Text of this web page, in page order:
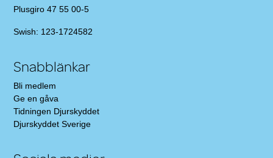
Plusgiro 47 55 00-5
Swish: 123-1724582
Snabblänkar
Bli medlem
Ge en gåva
Tidningen Djurskyddet
Djurskyddet Sverige